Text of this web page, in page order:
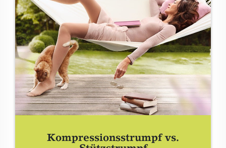
Kom­pres­si­ons­strumpf vs.